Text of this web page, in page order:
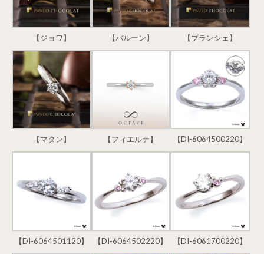
【ジョワ】 【バルーン】 【ブランシェ】
【マタン】 【フィエルテ】 【DI-6064500220】
【DI-6064501120】 【DI-6064502220】 【DI-6061700220】